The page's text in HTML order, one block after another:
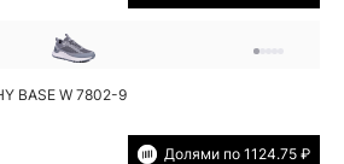
BASE W 7802-9
Долями по 1124.75 ₽